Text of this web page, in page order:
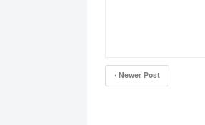
‹ Newer Post